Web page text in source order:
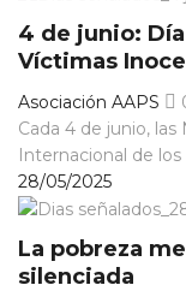
4 de junio:
Víctimas
Asociación AAPS
Cada 4 de junio,
Internacional de
28/05/2025
La pobreza
silenciada